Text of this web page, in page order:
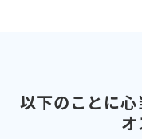
以下のことに
オ